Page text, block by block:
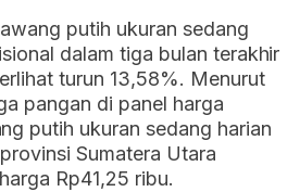
putih ukuran sedang
dalam tiga bulan terakhir
turun 13,58%. Menurut
pangan di panel harga
putih ukuran sedang harian
Sumatera Utara
Rp41,25 ribu.